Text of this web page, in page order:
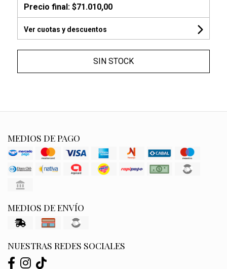
Precio final: $71.010,00
Ver cuotas y descuentos
SIN STOCK
MEDIOS DE PAGO
MEDIOS DE ENVÍO
NUESTRAS REDES SOCIALES